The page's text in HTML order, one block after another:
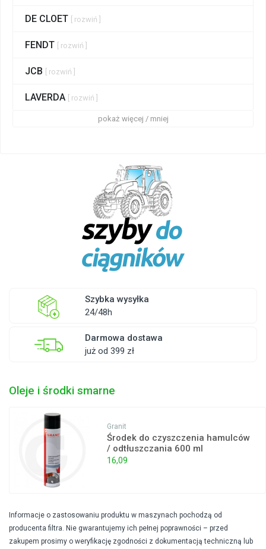
DE CLOET [ rozwiń ]
FENDT [ rozwiń ]
JCB [ rozwiń ]
LAVERDA [ rozwiń ]
pokaż więcej / mniej
Szybka wysyłka
24/48h
Darmowa dostawa
już od 399 zł
Oleje i środki smarne
Granit
Środek do czyszczenia hamulców
/ odtłuszczania 600 ml
16,09
Informacje o zastosowaniu produktu w maszynach pochodzą od
producenta filtra. Nie gwarantujemy ich pełnej poprawności – przed
zakupem prosimy o weryfikację zgodności z dokumentacją techniczną lub